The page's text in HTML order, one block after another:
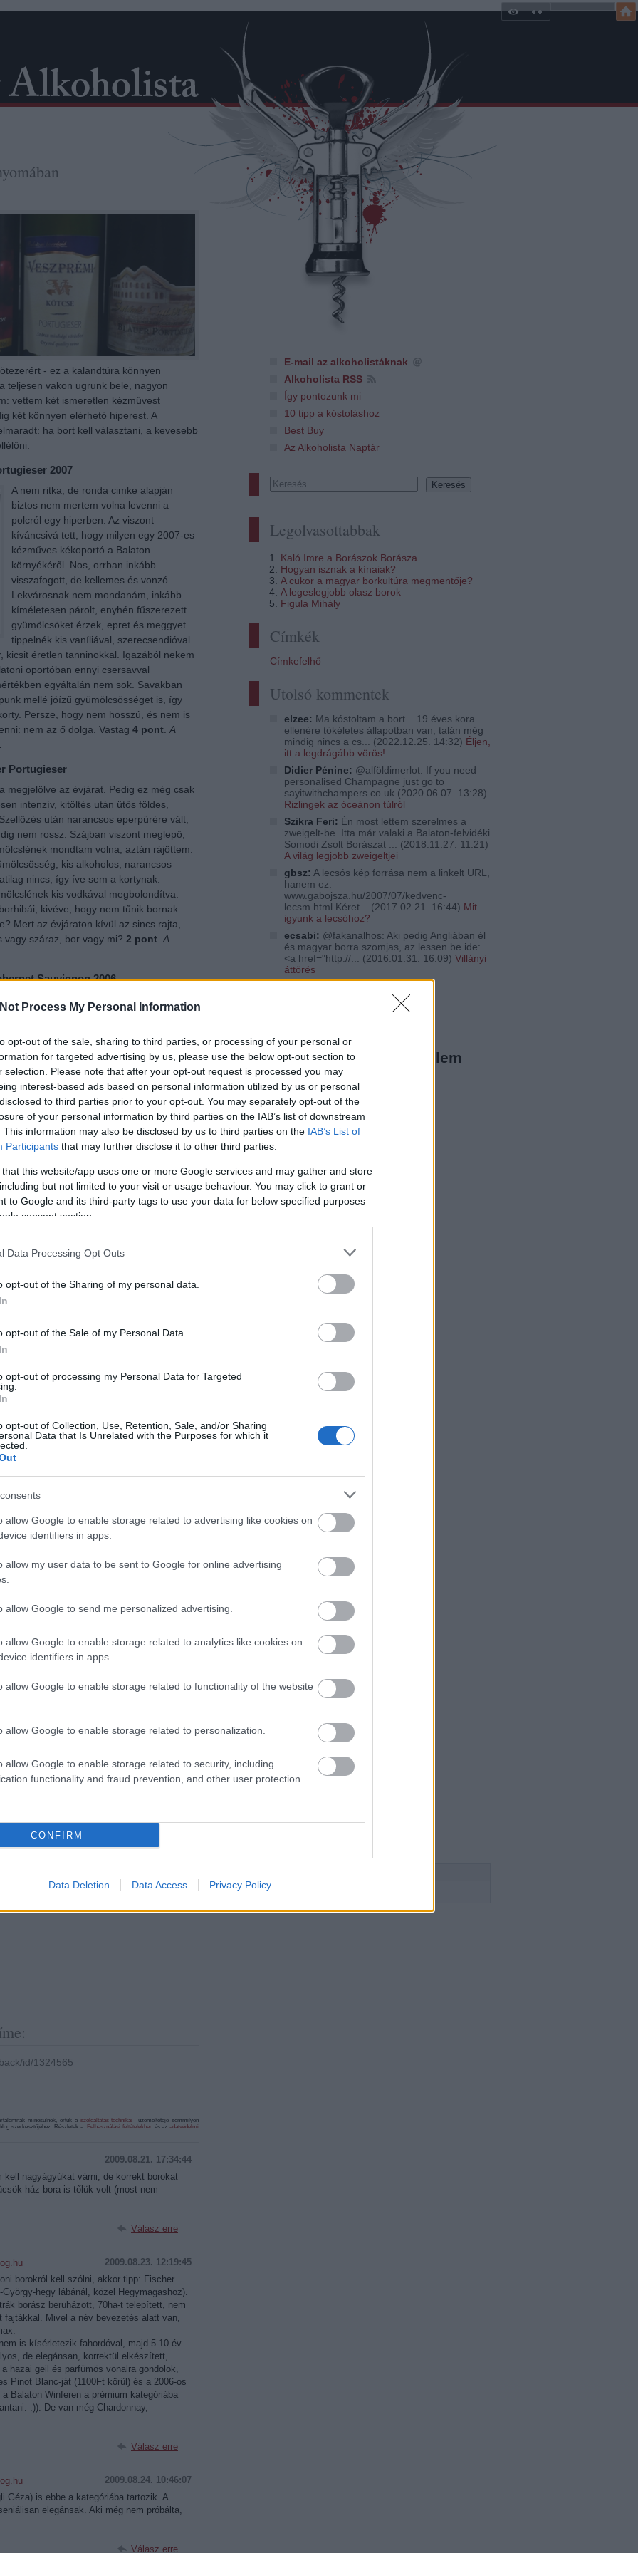
Process My Personal Information
opt-out of the sale, sharing to third parties, or processing of your personal or
for targeted advertising by us, please use the below opt-out section to
selection. Please note that after your opt-out request is processed you may
interest-based ads based on personal information utilized by us or personal
to third parties prior to your opt-out. You may separately opt-out of the
of your personal information by third parties on the IAB’s list of downstream
This information may also be disclosed by us to third parties on the IAB’s List of
Participants that may further disclose it to other third parties.
that this website/app uses one or more Google services and may gather and store
but not limited to your visit or usage behaviour. You may click to grant or
to Google and its third-party tags to use your data for below specified purposes
consent section.
Data Processing Opt Outs
opt-out of the Sharing of my personal data.
opt-out of the Sale of my Personal Data.
opt-out of processing my Personal Data for Targeted
opt-out of Collection, Use, Retention, Sale, and/or Sharing
Data that Is Unrelated with the Purposes for which it
allow Google to enable storage related to advertising like cookies on
identifiers in apps.
allow my user data to be sent to Google for online advertising
allow Google to send me personalized advertising.
allow Google to enable storage related to analytics like cookies on
identifiers in apps.
allow Google to enable storage related to functionality of the website
allow Google to enable storage related to personalization.
allow Google to enable storage related to security, including
functionality and fraud prevention, and other user protection.
CONFIRM
Data Deletion Data Access Privacy Policy
E-mail az alkoholistáknak
Alkoholista RSS
Így pontozunk mi
10 tipp a kóstoláshoz
Best Buy
Az Alkoholista Naptár
Legolvasottabbak
Kaló Imre a Borászok Borásza
Hogyan isznak a kínaiak?
A cukor a magyar borkultúra megmentője?
A legeslegjobb olasz borok
Figula Mihály
Címkék
Címkefelhő
Utolsó kommentek
elzee: Ma kóstoltam a bort... 19 éves kora
ellenére tökéletes állapotban van, talán még
mindig nincs a cs... (2022.12.25. 14:32) Éljen,
itt a legdrágább vörös!
Didier Pénine: @alföldimerlot: If you need
personalised Champagne just go to
sayitwithchampers.co.uk (2020.06.07. 13:28)
Rizlingek az óceánon túlról
Szikra Feri: Én most lettem szerelmes a
zweigelt-be. Itta már valaki a Balaton-felvidéki
Somodi Zsolt Borászat ... (2018.11.27. 11:21)
A világ legjobb zweigeltjei
gbsz: A lecsós kép forrása nem a linkelt URL,
hanem ez:
www.gabojsza.hu/2007/07/kedvenc-
lecsm.html Kéret... (2017.02.21. 16:44) Mit
igyunk a lecsóhoz?
ecsabi: @fakanalhos: Aki pedig Angliában él
és magyar borra szomjas, az lessen be ide:
<a href="http://... (2016.01.31. 16:09) Villányi
áttörés
Nincs megjeleníthető elem
Alkoholista a Facebookon
Kollégák
Albert gazda
Alkonyi Tokaja
Borwerk
TáncolóMedve
vörös és fehér
A bűvös szakács
Borkollégium
Bortársaság
Heimann Pince
Kistücsök
Mangalica tanya
Radovin
Rambo, a szőlősgazda
IndaPass
- ez a kalandtúra könnyen
teljesen vakon ugrunk bele, nagyon
vettem két ismeretlen kézművest
két könnyen elérhető hiperest. A
ha bort kell választani, a kevesebb
2007
A nem ritka, de ronda cimke alapján
biztos nem mertem volna levenni a
polcról egy hiperben. Az viszont
kíváncsivá tett, hogy milyen egy 2007-es
kézműves kékoportó a Balaton
környékéről. Nos, orrban inkább
visszafogott, de kellemes és vonzó.
Lekvárosnak nem mondanám, inkább
kíméletesen párolt, enyhén fűszerezett
gyümölcsöket érzek, epret és meggyet
tippelnék kis vaníliával, szerecsendióval.
kicsit éretlen tanninokkal. Igazából nekem
oportóban ennyi csersavval
egyáltalán nem sok. Savakban
mellé jóízű gyümölcsösséget is, így
Persze, hogy nem hosszú, és nem is
nem az ő dolga. Vastag 4 pont.A
Portugieser
megjelölve az évjárat. Pedig ez még csak
intenzív, kitöltés után ütős földes,
után narancsos eperpürére vált,
nem rossz. Szájban viszont meglepő,
mondtam volna, aztán rájöttem:
kis alkoholos, narancsos
nincs, így íve sem a kortynak.
kis vodkával megbolondítva.
kivéve, hogy nem tűnik bornak.
Mert az évjáraton kívül az sincs rajta,
vagy száraz, bor vagy mi? 2 pont.A
Sauvignon 2006
sauvignon ennyiért? Ha nem is szaladok
azért a tőkéket sem segítek kivágni.
Orrban közepesnél kevésbé intenzív,
édeskés és fanyar egyszerre.
Fehércsokoládé és feketeribizli, csak
hogy a kontraszt még képletesebb
legyen, mindezt enyhe földesség és némi
hosszúkávé fűszerezi. Szájban nagyon
élénk: savait nem lehet nem észrevenni.
aki állja, nem bánja. Íze intenzív,
tökéletesen megfelel az illat ígéretének:
lesből támadnak, először észre sem
csettegni való a szájpadlásomon.
könnyednek tűnik, de ebben a
benne vannak. Ha jobban figyelünk van itt
hogy könnyű elsiklani fölötte.
4 pont ez most.A Kézműves Borok
Sauvignon 2006
bora, tehát nem szabadna
lennék egy
Ezt bármikor stabilan hozza –
ugyanis kifejezetten rosszat tesz
táplált lovak zsúfolt istállóját
szigorúan tartózkodom mindennemű
izgalommentes, meggyes, közepétől
egy
mint egy (nem tudok most erre találóan
hogy távol tartom magamtól a
1240 Ft.
Tetszik 0
garamvári 2007 salánki pince veszprémi
World
Rozé update
Villány Reloaded
id/1324565
minősülnek, értük a szolgáltatás technikai
üzemeltetője semmilyen
szerkesztőjéhez. Részletek a
Felhasználási feltételekbenés az adatvédelmi
2009.08.21. 17:34:44
nagyágyúkat várni, de korrekt borokat
ház bora is tőlük volt (most nem
Válasz erre
2009.08.23. 12:19:45
borokról kell szólni, akkor tipp: Fischer
hegy lábánál, közel Hegymagashoz).
borász beruházott, 70ha-t telepített, nem
Mivel a név bevezetés alatt van,
is kísérletezik fahordóval, majd 5-10 év
de elegánsan, korrektül elkészített,
hazai geil és parfümös vonalra gondolok,
Pinot Blanc-ját (1100Ft körül) és a 2006-os
Balaton Winferen a prémium kategóriába
:)). De van még Chardonnay,
Válasz erre
2009.08.24. 10:46:07
Géza) is ebbe a kategóriába tartozik. A
elegánsak. Aki még nem próbálta,
Válasz erre